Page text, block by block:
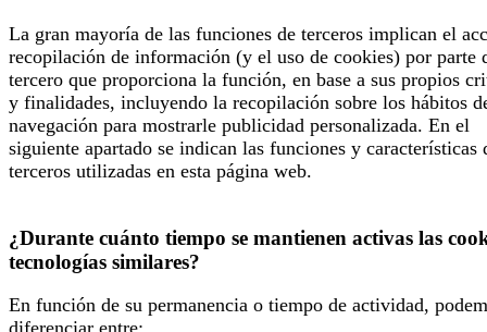
La gran mayoría de las funciones de terceros implican el
recopilación de información (y el uso de cookies) por parte
tercero que proporciona la función, en base a sus propios
y finalidades, incluyendo la recopilación sobre los hábitos
navegación para mostrarle publicidad personalizada. En el
siguiente apartado se indican las funciones y características
terceros utilizadas en esta página web.
¿Durante cuánto tiempo se mantienen activas las
tecnologías similares?
En función de su permanencia o tiempo de actividad,